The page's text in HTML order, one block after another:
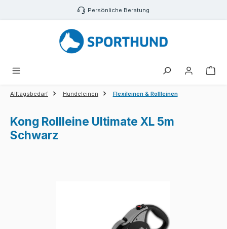
Zum Hauptinhalt springen Persönliche Beratung
Alltagsbedarf Hundeleinen Flexileinen & Rollleinen
Kong Rollleine Ultimate XL 5m
Schwarz